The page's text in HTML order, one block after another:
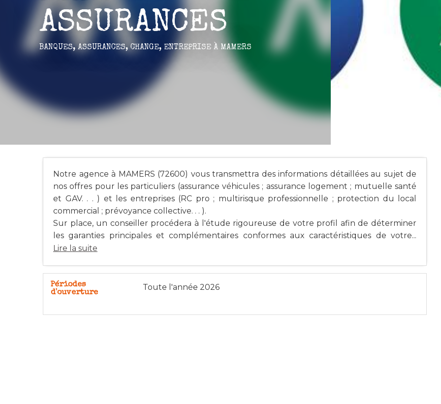
ASSURANCES
BANQUES, ASSURANCES, CHANGE, ENTREPRISE À MAMERS
Notre agence à MAMERS (72600) vous transmettra des informations détaillées au sujet de
nos offres pour les particuliers (assurance véhicules ; assurance logement ; mutuelle santé
et GAV. . . ) et les entreprises (RC pro ; multirisque professionnelle ; protection du local
commercial ; prévoyance collective. . . ).
Sur place, un conseiller procédera à l'étude rigoureuse de votre profil afin de déterminer
les garanties principales et complémentaires conformes aux caractéristiques de votre...
Lire la suite
Périodes
d'ouverture
Toute l'année 2026